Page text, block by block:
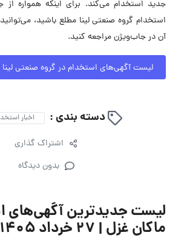
جدید استخدام می‌کند. برای اینکه همواره
استخدام گروه صنعتی لینا مطلع باشید،
آن در جاب‌ویژن مراجعه کنید.
لیست آگهی‌های استخدام در گروه صنعتی لینا
دسته بندی : اخبار
اشتراک گذاری
بدون دیدگاه
لیست جدیدترین آگهی‌های
ماکان غزل | ۲۷ خرداد ۱۴۰۵